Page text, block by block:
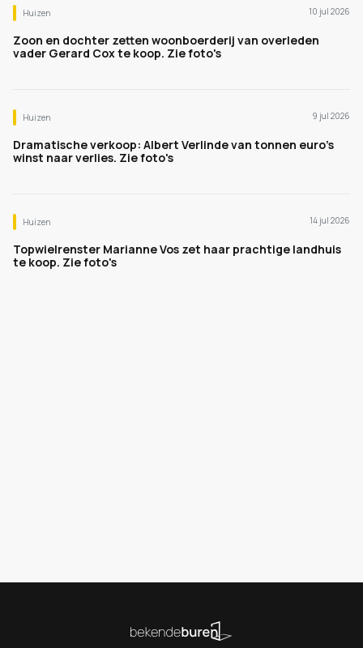
Huizen 10 jul 2026
Zoon en dochter zetten woonboerderij van overleden
vader Gerard Cox te koop. Zie foto's
Huizen 9 jul 2026
Dramatische verkoop: Albert Verlinde van tonnen euro's
winst naar verlies. Zie foto's
Huizen 14 jul 2026
Topwielrenster Marianne Vos zet haar prachtige landhuis
te koop. Zie foto's